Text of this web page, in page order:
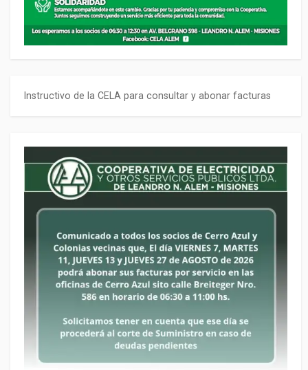
Instructivo de la CELA para consultar y abonar facturas